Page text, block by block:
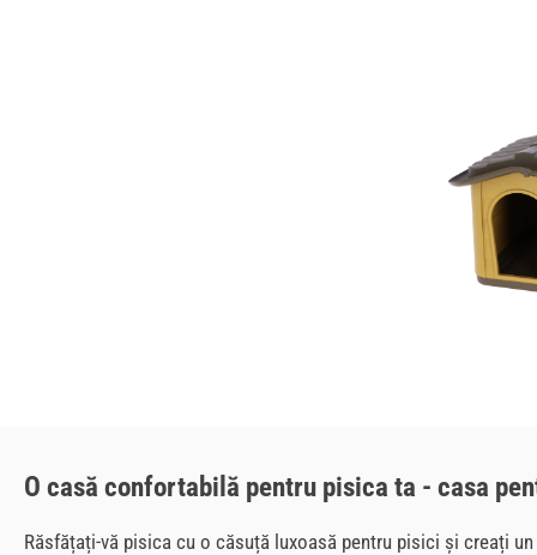
O casă confortabilă pentru pisica ta - casa
Răsfățați-vă pisica cu o căsuță luxoasă pentru pisici și creați